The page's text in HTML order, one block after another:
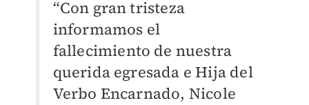
“Con gran tristeza
informamos el
fallecimiento de nuestra
querida egresada e Hija del
Verbo Encarnado, Nicole